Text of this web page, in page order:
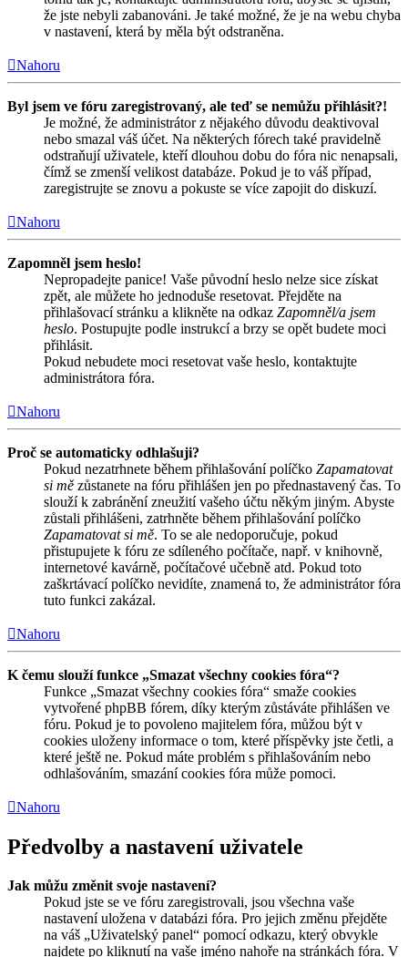
že jste nebyli zabanováni. Je také možné, že je na webu chyba
v nastavení, která by měla být odstraněna.
Nahoru
Byl jsem ve fóru zaregistrovaný, ale teď se nemůžu přihlásit?!
Je možné, že administrátor z nějakého důvodu deaktivoval
nebo smazal váš účet. Na některých fórech také pravidelně
odstraňují uživatele, kteří dlouhou dobu do fóra nic nenapsali,
čímž se zmenší velikost databáze. Pokud je to váš případ,
zaregistrujte se znovu a pokuste se více zapojit do diskuzí.
Nahoru
Zapomněl jsem heslo!
Nepropadejte panice! Vaše původní heslo nelze sice získat
zpět, ale můžete ho jednoduše resetovat. Přejděte na
přihlašovací stránku a klikněte na odkaz Zapomněl/a jsem
heslo. Postupujte podle instrukcí a brzy se opět budete moci
přihlásit.
Pokud nebudete moci resetovat vaše heslo, kontaktujte
administrátora fóra.
Nahoru
Proč se automaticky odhlašuji?
Pokud nezatrhnete během přihlašování políčko Zapamatovat
si mě zůstanete na fóru přihlášen jen po přednastavený čas. To
slouží k zabránění zneužití vašeho účtu někým jiným. Abyste
zůstali přihlášeni, zatrhněte během přihlašování políčko
Zapamatovat si mě. To se ale nedoporučuje, pokud
přistupujete k fóru ze sdíleného počítače, např. v knihovně,
internetové kavárně, počítačové učebně atd. Pokud toto
zaškrtávací políčko nevidíte, znamená to, že administrátor fóra
tuto funkci zakázal.
Nahoru
K čemu slouží funkce „Smazat všechny cookies fóra“?
Funkce „Smazat všechny cookies fóra“ smaže cookies
vytvořené phpBB fórem, díky kterým zůstáváte přihlášen ve
fóru. Pokud je to povoleno majitelem fóra, můžou být v
cookies uloženy informace o tom, které příspěvky jste četli, a
které ještě ne. Pokud máte problém s přihlašováním nebo
odhlašováním, smazání cookies fóra může pomoci.
Nahoru
Předvolby a nastavení uživatele
Jak můžu změnit svoje nastavení?
Pokud jste se ve fóru zaregistrovali, jsou všechna vaše
nastavení uložena v databázi fóra. Pro jejich změnu přejděte
na váš „Uživatelský panel“ pomocí odkazu, který obvykle
najdete po kliknutí na vaše jméno nahoře na stránkách fóra. V